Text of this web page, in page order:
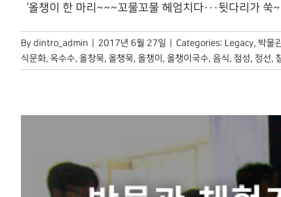
‘올챙이 한 마리~~~꼬물꼬물 헤엄치다···뒷다리가 쑥
By dintro_admin 2017년 6월 27일 Categories: Legacy, 박물
식문화, 옥수수, 올창묵, 올챙묵, 올챙이 , 올챙이국수, 음식, 점성, 정선,